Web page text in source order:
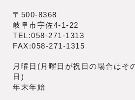
〒500‐8368
岐阜市宇佐4‐1‐22
TEL:058-271-1313
FAX:058-271-1315
月曜日(月曜日が祝日の場合はそ
日)
年末年始